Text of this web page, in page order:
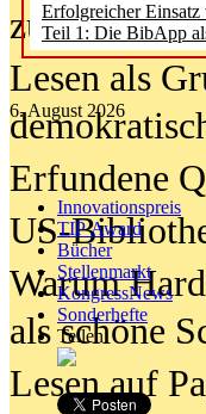
Erfolgreicher
Teil 1: Die BibApp
6. August 2026
Innovationspreis
TIP Award
Bücher
Stellenmarkt
KongressNews
Sonderhefte
Teilen
zu kurz
Lesen als
Erfundene
US-
Warum
als schöne
Lesen auf